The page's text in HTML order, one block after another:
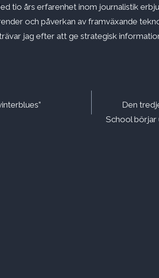
tio års erfarenhet inom journalistik
och påverkan av framväxande
jag efter att ge strategisk
Den
School börjar